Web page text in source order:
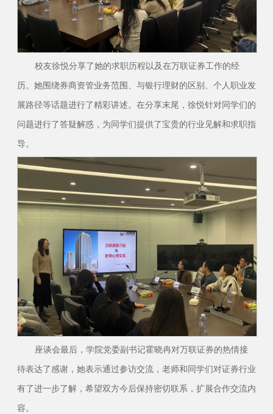
校友徐悦分享了她的求职历程以及在万联证券工作的经
历。她围绕券商资管业务范围、与银行理财的区别、个人职业发
展路径等话题进行了精彩讲述。在分享末尾，徐悦针对同学们的
问题进行了答疑解惑，为同学们提供了宝贵的行业见解和求职指
导。
座谈会最后，学院党委副书记霍晓冉对万联证券的热情接
待表达了感谢，她表示通过参访交流，老师和同学们对证券行业
有了进一步了解，希望双方今后保持密切联系，扩展合作交流内
容。